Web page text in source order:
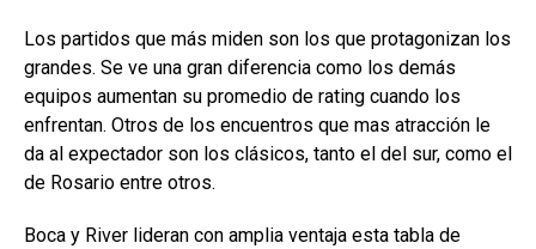
Los partidos que más miden son los que protagonizan los
grandes. Se ve una gran diferencia como los demás
equipos aumentan su promedio de rating cuando los
enfrentan. Otros de los encuentros que mas atracción le
da al expectador son los clásicos, tanto el del sur, como el
de Rosario entre otros.
Boca y River lideran con amplia ventaja esta tabla de